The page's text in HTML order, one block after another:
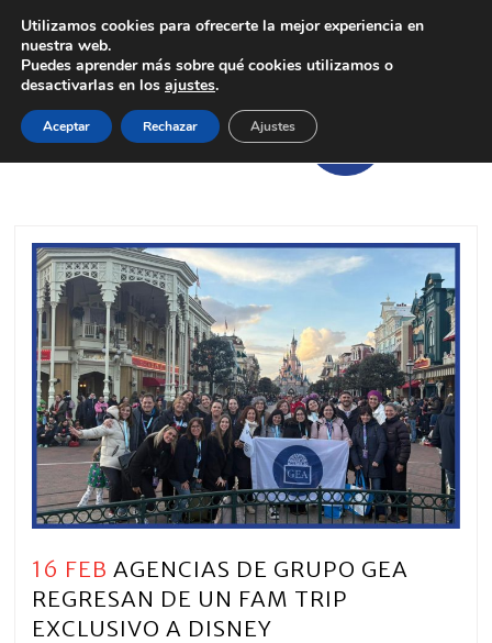
16 FEB AGENCIAS DE GRUPO GEA
REGRESAN DE UN FAM TRIP
EXCLUSIVO A DISNEY
Utilizamos cookies para ofrecerte la mejor experiencia en
nuestra web.
Puedes aprender más sobre qué cookies utilizamos o
desactivarlas en los ajustes.
Aceptar Rechazar Ajustes